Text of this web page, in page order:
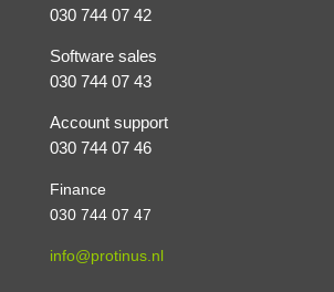
030 744 07 42
Software sales
030 744 07 43
Account support
030 744 07 46
Finance
030 744 07 47
info@protinus.nl